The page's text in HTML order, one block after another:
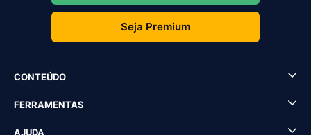
Seja Premium
CONTEÚDO
FERRAMENTAS
AJUDA